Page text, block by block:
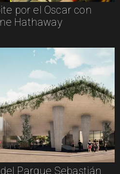
por el Oscar con
Hathaway
Parque Sebastián